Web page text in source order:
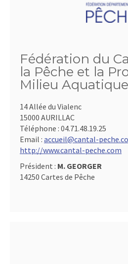
Fédération du
la Pêche et la
Milieu Aquatique
14 Allée du Vialenc
15000 AURILLAC
Téléphone : 04.71.48.19.25
Email : accueil@cantal-
http://www.cantal-peche.com
Président : M. GEORGER
14250 Cartes de Pêche